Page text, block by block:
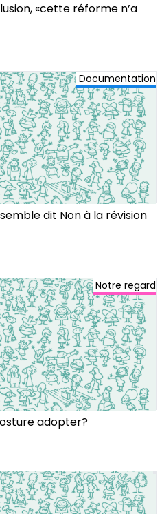
«cette réforme n’a
Documentation
dit Non à la révision
Notre regard
adopter?